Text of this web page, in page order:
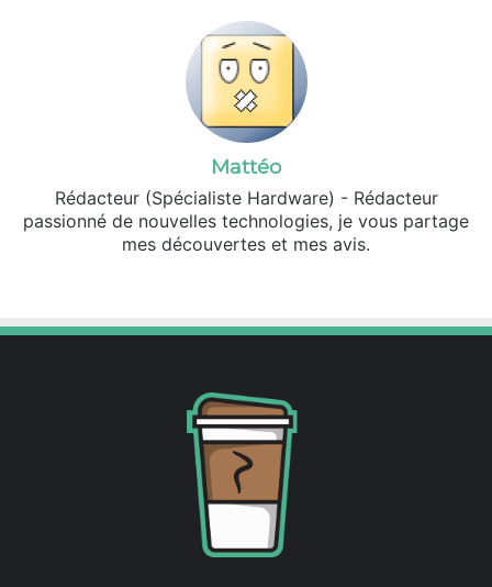
Mattéo
Rédacteur (Spécialiste Hardware) - Rédacteur
passionné de nouvelles technologies, je vous partage
mes découvertes et mes avis.